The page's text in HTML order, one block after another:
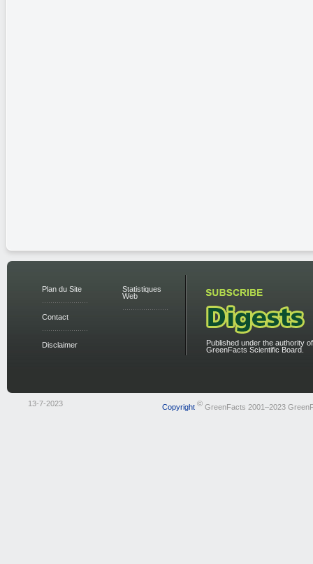
Plan du Site
Contact
Disclaimer
Statistiques
Web
Published under the authority
GreenFacts Scientific Board.
13-7-2023 Copyright ©GreenFacts 2001–2023